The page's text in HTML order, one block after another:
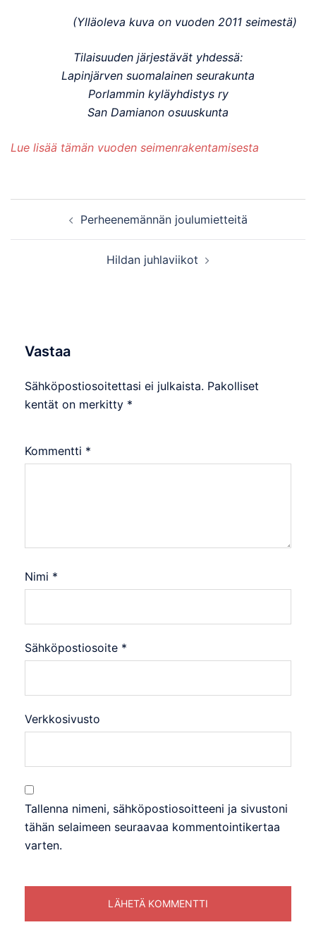
(Ylläoleva kuva on vuoden 2011 seimestä)
Tilaisuuden järjestävät yhdessä:
Lapinjärven suomalainen seurakunta
Porlammin kyläyhdistys ry
San Damianon osuuskunta
Lue lisää tämän vuoden seimenrakentamisesta
navigationPerheenemännän joulumietteitä
Hildan juhlaviikot
Vastaa
Sähköpostiosoitettasi ei julkaista. Pakolliset
kentät on merkitty *
Kommentti *
Nimi *
Sähköpostiosoite *
Verkkosivusto
Tallenna nimeni, sähköpostiosoitteeni ja sivustoni
tähän selaimeen seuraavaa kommentointikertaa
varten.